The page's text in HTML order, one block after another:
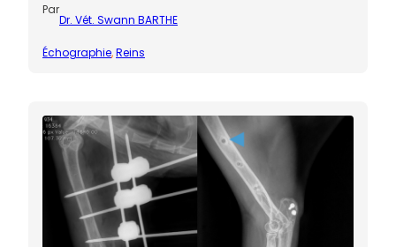
Par
Dr. Vét. Swann BARTHE
Échographie, Reins